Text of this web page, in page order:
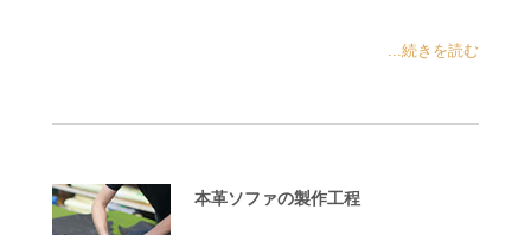
...続きを読む
本革ソファの製作工程